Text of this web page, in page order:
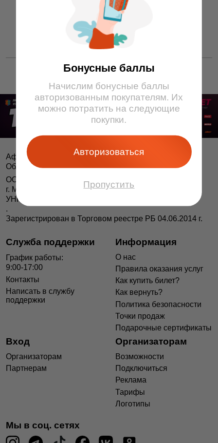
Бонусные баллы
Начислим бонусные баллы
авторизованным покупателям. Их
можно потратить на следующие
покупки.
Авторизоваться
Пропустить
1 814 ƃ
Афіша і білеты BezKassira.by©
Облачная система продажи билетов, 2013 — 2026
ООО «БЕЗКАССИРА БАЙ» Республика Беларусь
г. Минск, ул. Короля, 9, оф. 1
УНП 193615562
.
Зарегистрирован в Торговом реестре РБ 04.06.2014 г.
Служба поддержки
График работы:
9:00-17:00
Контакты
Написать в службу
поддержки
Информация
О нас
Правила оказания услуг
Как купить билет?
Как вернуть?
Политика безопасности
Точки продаж
Подарочные сертификаты
Вход
Организаторам
Партнерам
Организаторам
Возможности
Подключиться
Реклама
Тарифы
Логотипы
Мы в соц. сетях